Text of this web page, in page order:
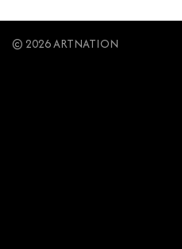
© 2026 ARTNATION